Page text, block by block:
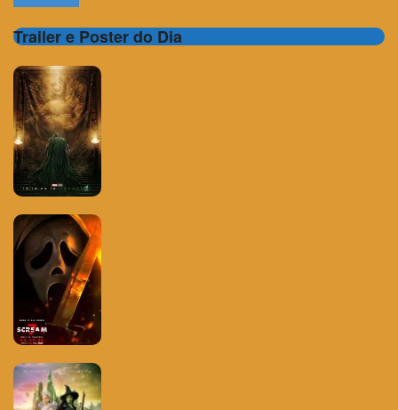
Trailer e Poster do Dia